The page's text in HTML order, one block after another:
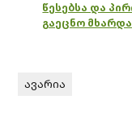
წესებსა და
გაეცნო
ავარია